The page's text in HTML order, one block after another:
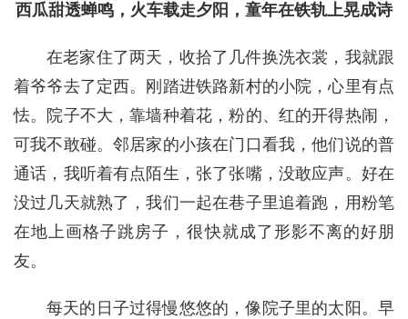
西瓜甜透蝉鸣，火车载走夕阳，童年在铁轨上晃成诗
在老家住了两天，收拾了几件换洗衣裳，我就跟
着爷爷去了定西。刚踏进铁路新村的小院，心里有点
怯。院子不大，靠墙种着花，粉的、红的开得热闹，
可我不敢碰。邻居家的小孩在门口看我，他们说的普
通话，我听着有点陌生，张了张嘴，没敢应声。好在
没过几天就熟了，我们一起在巷子里追着跑，用粉笔
在地上画格子跳房子，很快就成了形影不离的好朋
友。
每天的日子过得慢悠悠的，像院子里的太阳。早